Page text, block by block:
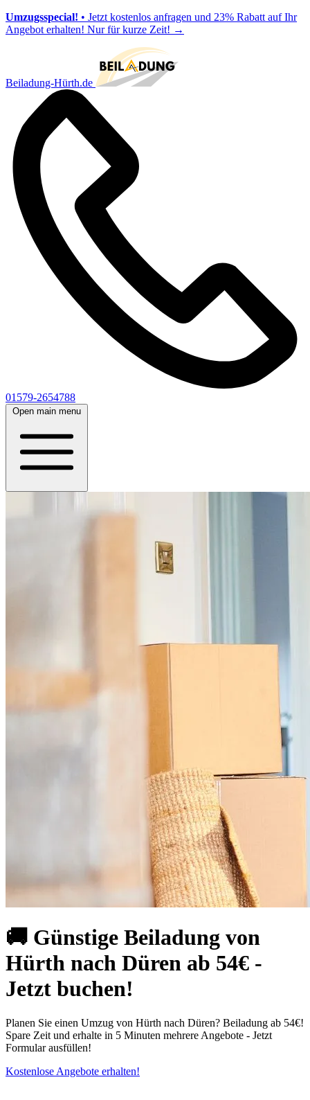
Umzugsspecial! • Jetzt kostenlos anfragen und 23% Rabatt auf Ihr
Angebot erhalten! Nur für kurze Zeit! →
Beiladung-Hürth.de
01579-2654788
Open main menu
🚚 Günstige Beiladung von
Hürth nach Düren ab 54€ -
Jetzt buchen!
Planen Sie einen Umzug von Hürth nach Düren? Beiladung ab 54€!
Spare Zeit und erhalte in 5 Minuten mehrere Angebote - Jetzt
Formular ausfüllen!
Kostenlose Angebote erhalten!